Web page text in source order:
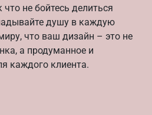
не бойтесь делиться
душу в каждую
что ваш дизайн – это не
а продуманное и
каждого клиента.